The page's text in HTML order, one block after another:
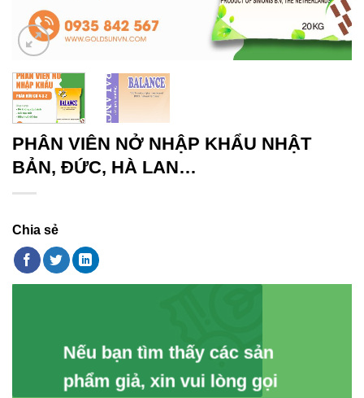
PHÂN VIÊN NỞ NHẬP KHẨU NHẬT
BẢN, ĐỨC, HÀ LAN…
Chia sẻ
Nếu bạn tìm thấy các sản
phẩm giả, xin vui lòng gọi